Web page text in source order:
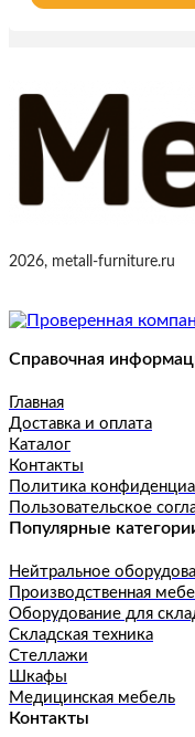
2026, metall-furniture.ru
Справочная
Главная
Доставка и оплата
Каталог
Контакты
Политика
Пользовательское
Популярные
Нейтральное
Производственная
Оборудование для
Складская техника
Стеллажи
Шкафы
Медицинская мебель
Контакты